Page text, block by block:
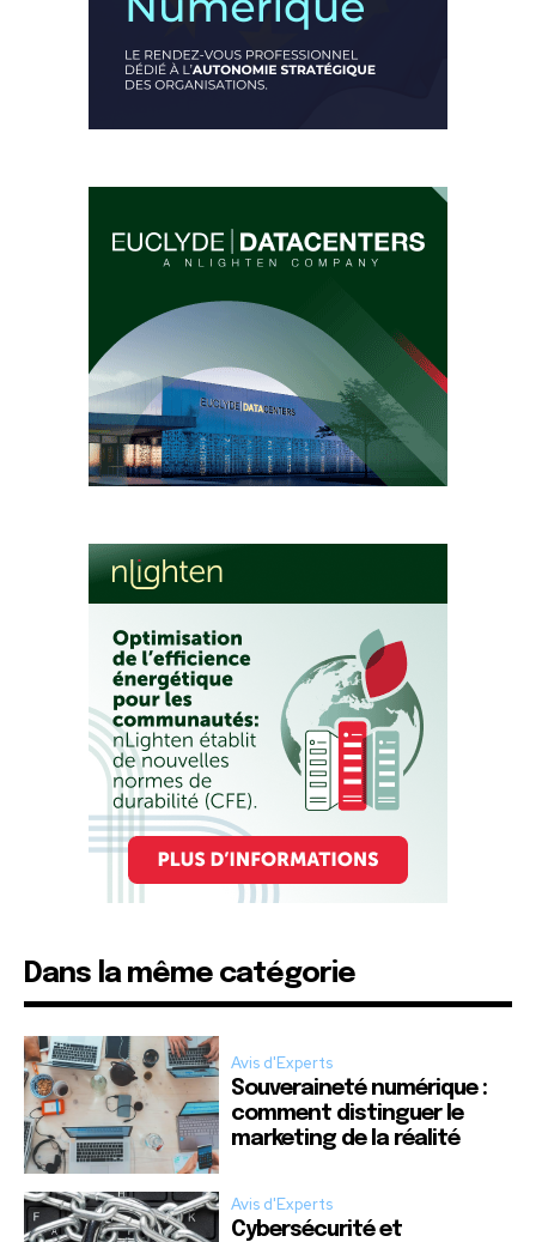
Dans la même catégorie
Avis d'Experts
Souveraineté numérique :
comment distinguer le
marketing de la réalité
Avis d'Experts
Cybersécurité et